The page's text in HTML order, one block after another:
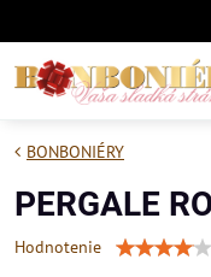
BONBONIÉRY
PERGALE
Hodnotenie